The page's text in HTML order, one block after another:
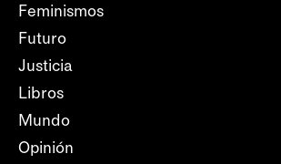
Feminismos
Futuro
Justicia
Libros
Mundo
Opinión